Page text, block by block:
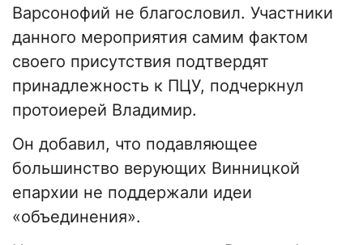
Варсонофий не благословил. Участники
данного мероприятия самим фактом
своего присутствия подтвердят
принадлежность к ПЦУ, подчеркнул
протоиерей Владимир.
Он добавил, что подавляющее
большинство верующих Винницкой
епархии не поддержали идеи
«объединения».